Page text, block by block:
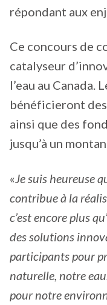
répondant aux
Ce concours de
catalyseur
l’eau au Canada.
bénéficieront
ainsi que des
jusqu’à un
«Je suis heureuse
contribue à la
c’est encore plus
des solutions
participants pour
naturelle, notre
pour notre